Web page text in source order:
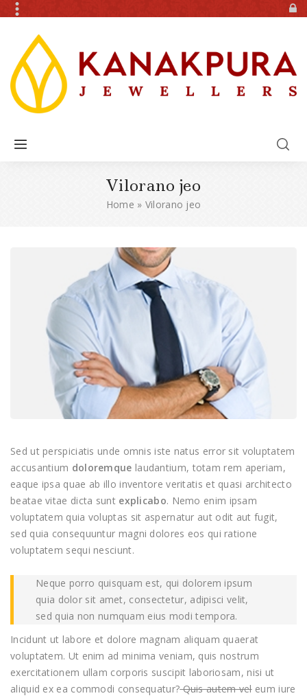
Vilorano jeo
Home » Vilorano jeo
Sed ut perspiciatis unde omnis iste natus error sit voluptatem
accusantium doloremque laudantium, totam rem aperiam,
eaque ipsa quae ab illo inventore veritatis et quasi architecto
beatae vitae dicta sunt explicabo. Nemo enim ipsam
voluptatem quia voluptas sit aspernatur aut odit aut fugit,
sed quia consequuntur magni dolores eos qui ratione
voluptatem sequi nesciunt.
Neque porro quisquam est, qui dolorem ipsum
quia dolor sit amet, consectetur, adipisci velit,
sed quia non numquam eius modi tempora.
Incidunt ut labore et dolore magnam aliquam quaerat
voluptatem. Ut enim ad minima veniam, quis nostrum
exercitationem ullam corporis suscipit laboriosam, nisi ut
aliquid ex ea commodi consequatur?Quis autem veleum iure